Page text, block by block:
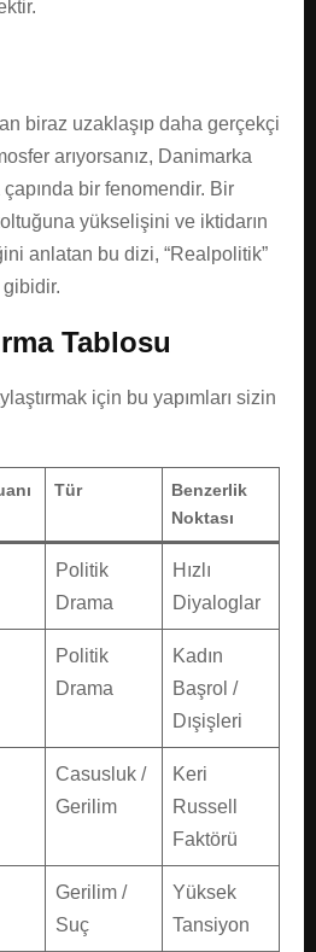
biraz uzaklaşıp daha gerçekçi
arıyorsanız, Danimarka
bir fenomendir. Bir
yükselişini ve iktidarın
anlatan bu dizi, “Realpolitik”
gibidir.
Tablosu
için bu yapımları sizin
Tür
Benzerlik
Noktası
Politik
Drama
Hızlı
Diyaloglar
Politik
Drama
Kadın
Başrol /
Dışişleri
Casusluk /
Gerilim
Keri
Russell
Faktörü
Gerilim /
Suç
Yüksek
Tansiyon